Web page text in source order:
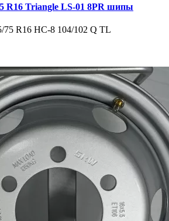
R16 Triangle LS-01 8PR шипы
R16 НС-8 104/102 Q TL